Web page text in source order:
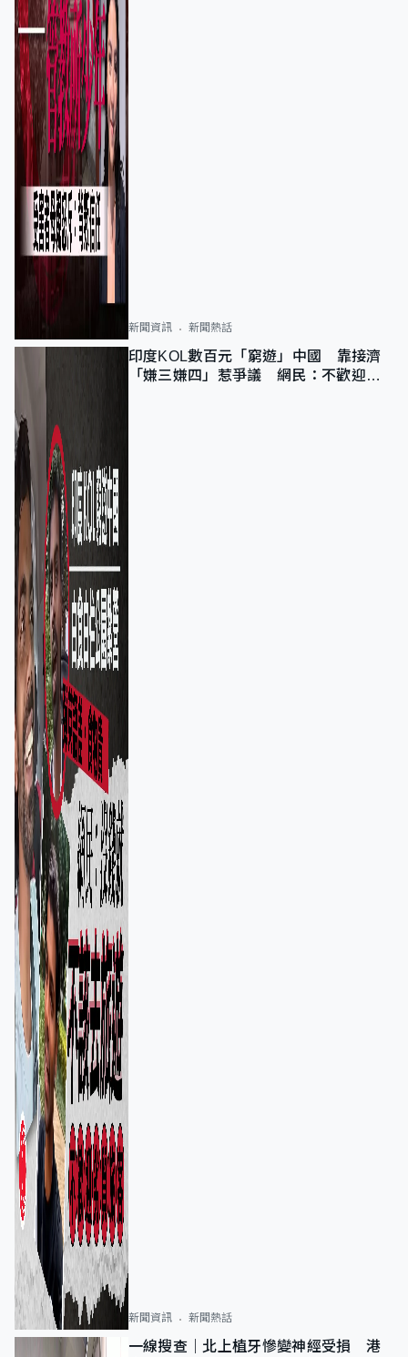
新聞資訊 新聞熱話
印度KOL數百元「窮遊」中國 靠接濟
「嫌三嫌四」惹爭議 網民：不歡迎劣
新聞資訊 新聞熱話
一線搜查｜北上植牙慘變神經受損 港